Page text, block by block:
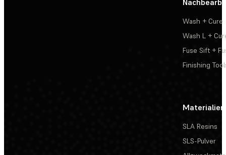
Wash + Cure
Wash L +
Fuse Sift +
Finishing
Materialien
SLA Resins
SLS-Pulver